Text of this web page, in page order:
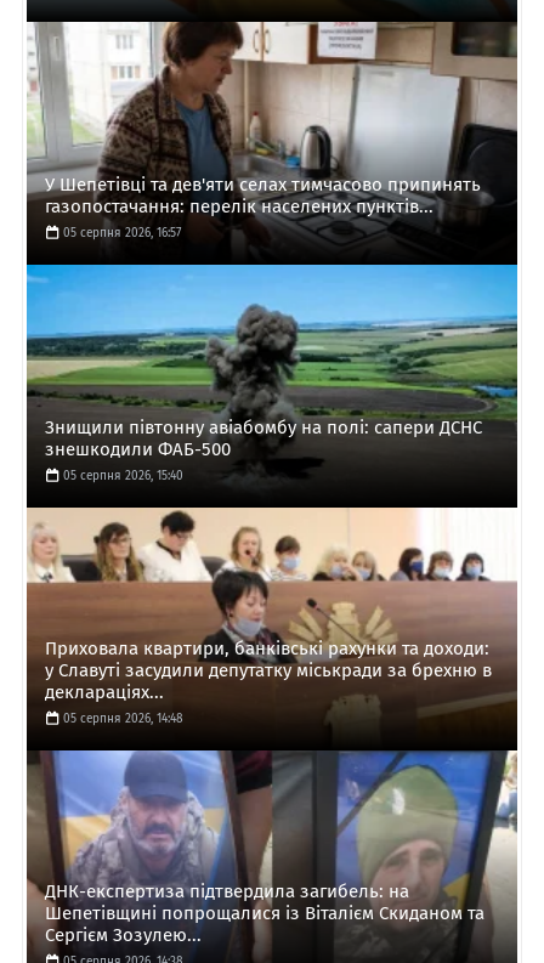
У Шепетівці та дев'яти селах тимчасово припинять
газопостачання: перелік населених пунктів...
05 серпня 2026, 16:57
Знищили півтонну авіабомбу на полі: сапери ДСНС
знешкодили ФАБ-500
05 серпня 2026, 15:40
Приховала квартири, банківські рахунки та доходи:
у Славуті засудили депутатку міськради за брехню в
деклараціях...
05 серпня 2026, 14:48
ДНК-експертиза підтвердила загибель: на
Шепетівщині попрощалися із Віталієм Скиданом та
Сергієм Зозулею...